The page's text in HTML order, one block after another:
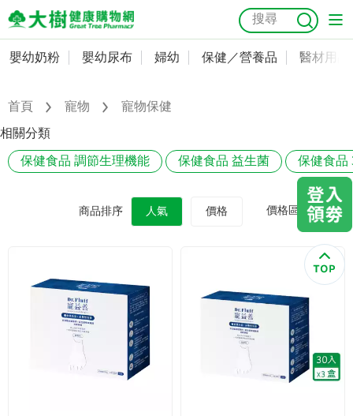
嬰幼奶粉
嬰幼尿布
婦幼
成人照護
美容／個人清潔
食品／健康食補
抗菌 尿布 大樹獨家 益生菌
奶瓶奶嘴
會員資料及密碼修改
常用收件人清單
訂單查詢
購物金查詢
優惠券領取
優惠券查詢
嬰幼奶粉 嬰幼尿布 婦幼 保健／營養品 醫材用品
首頁 寵物
寵物保健
相關分類
保健食品 調節生理機能 保健食品 益生菌 保健食品
商品排序 人氣 價格 價格區間